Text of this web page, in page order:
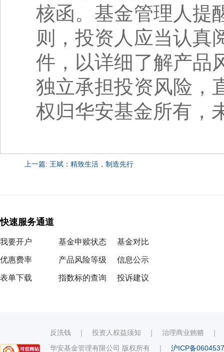
核函。基金管理人提
则，投资人应当认真
件，以详细了解产品
独立承担投资风险，
权归华安基金所有，
上一篇: 王斌：精致生活，制造先行
快速服务通道
我要开户
优惠费率
表单下载
基金申赎状态
产品风险等级
指数标的查询
基金对比
信息公示
投诉建议
反洗钱 ｜ 投资人权益须知 ｜ 治理商业贿赂
华安基金管理有限公司 版权所有 ｜ 沪ICP备